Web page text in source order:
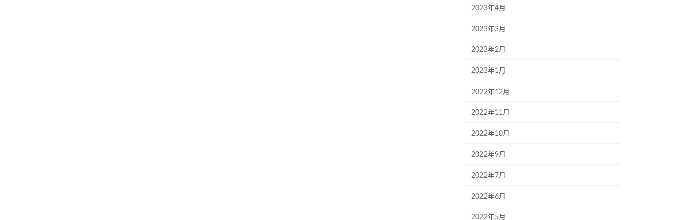
2023年4月
2023年3月
2023年2月
2023年1月
2022年12月
2022年11月
2022年10月
2022年9月
2022年7月
2022年6月
2022年5月